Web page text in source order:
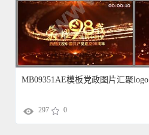
MB09351AE模板党政图片汇聚logo
297 0